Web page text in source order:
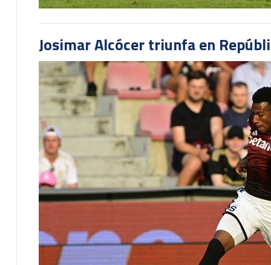
Josimar Alcócer triunfa en